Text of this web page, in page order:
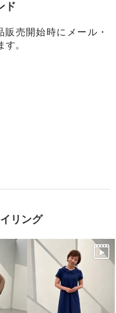
ド
売開始時にメール・
す。
リング